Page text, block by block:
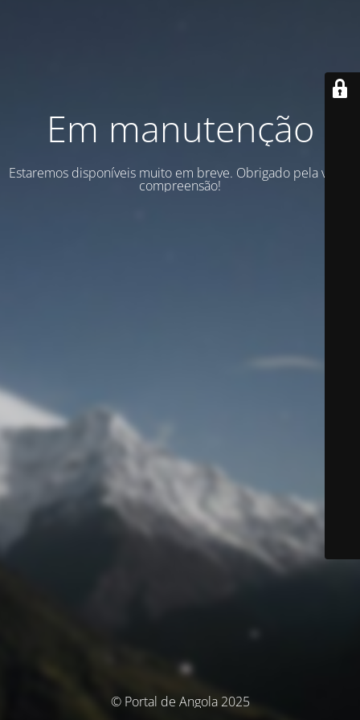
Em manutenção
Estaremos disponíveis muito em breve. Obrigado pela vossa
compreensão!
© Portal de Angola 2025